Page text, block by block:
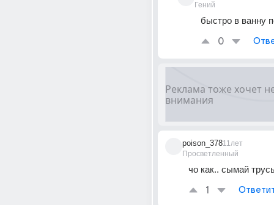
Гений
быстро в ванну
0
poison_378
Просветленный
11лет
чо как.. сымай
1